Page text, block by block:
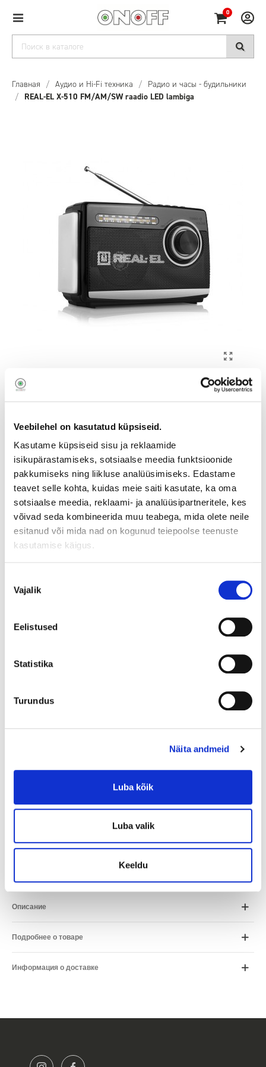
Veebilehel on kasutatud küpsiseid.
Kasutame küpsiseid sisu ja reklaamide
isikupärastamiseks, sotsiaalse meedia funktsioonide
pakkumiseks ning liikluse analüüsimiseks. Edastame
teavet selle kohta, kuidas meie saiti kasutate, ka oma
sotsiaalse meedia, reklaami- ja analüüsipartneritele, kes
võivad seda kombineerida muu teabega, mida olete neile
esitanud või mida nad on kogunud teiepoolse teenuste
kasutamise käigus.
valik
Vajalik
Eelistused
Statistika
Turundus
Näita andmeid
Luba kõik
Luba valik
Keeldu
0
Главная / Аудио и Hi-Fi техника / Радио и часы - будильники
/ REAL-EL X-510 FM/AM/SW raadio LED lambiga
REAL-EL X-510 FM/AM/SW
raadio LED lambiga
9030240127
X-510
19,90 €
0-1 рабочих дня (если товар есть в выбранном магазине и вы
4-7 рабочих дней (доставим товар в выбранный магазин)
5+ шт.
*Расчет является приблизительным и может отличаться
Описание
Подробнее о товаре
Информация о доставке